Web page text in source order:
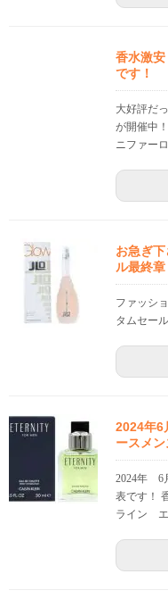
香水激
です！
大好評だ
が開催中
ニファー
お急ぎ
ル最終章
ファッシ
タムセー
2024年6
ースメ
2024年 6
表です！
ライン エ